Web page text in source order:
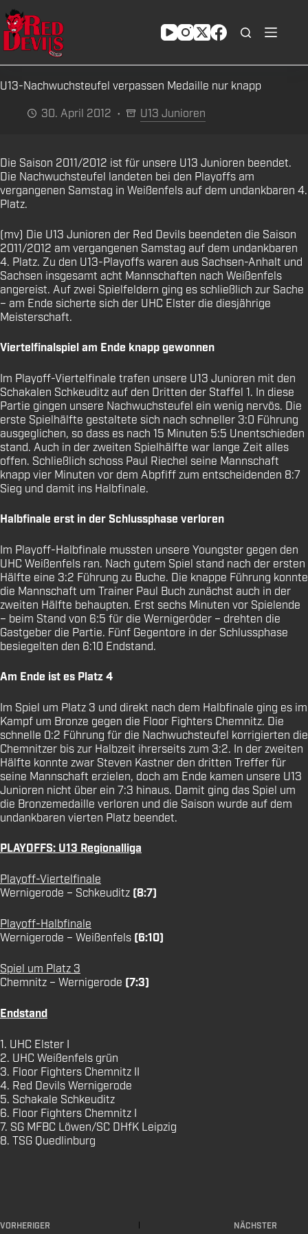
Zum
Inhalt
springen
U13-Nachwuchsteufel verpassen Medaille nur knapp
30. April 2012
U13 Junioren
Die Saison 2011/2012 ist für unsere U13 Junioren beendet.
Die Nachwuchsteufel landeten bei den Playoffs am
vergangenen Samstag in Weißenfels auf dem undankbaren 4.
Platz.
(mv) Die U13 Junioren der Red Devils beendeten die Saison
2011/2012 am vergangenen Samstag auf dem undankbaren
4. Platz. Zu den U13-Playoffs waren aus Sachsen-Anhalt und
Sachsen insgesamt acht Mannschaften nach Weißenfels
angereist. Auf zwei Spielfeldern ging es schließlich zur Sache
– am Ende sicherte sich der UHC Elster die diesjährige
Meisterschaft.
Viertelfinalspiel am Ende knapp gewonnen
Im Playoff-Viertelfinale trafen unsere U13 Junioren mit den
Schakalen Schkeuditz auf den Dritten der Staffel 1. In diese
Partie gingen unsere Nachwuchsteufel ein wenig nervös. Die
erste Spielhälfte gestaltete sich nach schneller 3:0 Führung
ausgeglichen, so dass es nach 15 Minuten 5:5 Unentschieden
stand. Auch in der zweiten Spielhälfte war lange Zeit alles
offen. Schließlich schoss Paul Riechel seine Mannschaft
knapp vier Minuten vor dem Abpfiff zum entscheidenden 8:7
Sieg und damit ins Halbfinale.
Halbfinale erst in der Schlussphase verloren
Im Playoff-Halbfinale mussten unsere Youngster gegen den
UHC Weißenfels ran. Nach gutem Spiel stand nach der ersten
Hälfte eine 3:2 Führung zu Buche. Die knappe Führung konnte
die Mannschaft um Trainer Paul Buch zunächst auch in der
zweiten Hälfte behaupten. Erst sechs Minuten vor Spielende
– beim Stand von 6:5 für die Wernigeröder – drehten die
Gastgeber die Partie. Fünf Gegentore in der Schlussphase
besiegelten den 6:10 Endstand.
Am Ende ist es Platz 4
Im Spiel um Platz 3 und direkt nach dem Halbfinale ging es im
Kampf um Bronze gegen die Floor Fighters Chemnitz. Die
schnelle 0:2 Führung für die Nachwuchsteufel korrigierten die
Chemnitzer bis zur Halbzeit ihrerseits zum 3:2. In der zweiten
Hälfte konnte zwar Steven Kastner den dritten Treffer für
seine Mannschaft erzielen, doch am Ende kamen unsere U13
Junioren nicht über ein 7:3 hinaus. Damit ging das Spiel um
die Bronzemedaille verloren und die Saison wurde auf dem
undankbaren vierten Platz beendet.
PLAYOFFS: U13 Regionalliga
Playoff-Viertelfinale
Wernigerode – Schkeuditz (8:7)
Playoff-Halbfinale
Wernigerode – Weißenfels (6:10)
Spiel um Platz 3
Chemnitz – Wernigerode (7:3)
Endstand
1. UHC Elster I
2. UHC Weißenfels grün
3. Floor Fighters Chemnitz II
4. Red Devils Wernigerode
5. Schakale Schkeuditz
6. Floor Fighters Chemnitz I
7. SG MFBC Löwen/SC DHfK Leipzig
8. TSG Quedlinburg
VORHERIGER NÄCHSTER